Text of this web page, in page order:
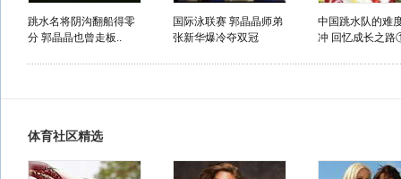
跳水名将阴沟翻船得零
分 郭晶晶也曾走板..
国际泳联赛 郭晶晶师弟
张新华爆冷夺双冠
中国跳水队的难
冲 回忆成长之
体育社区精选